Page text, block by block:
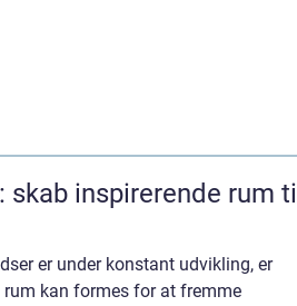
skab inspirerende rum til
er under konstant udvikling, er
kan formes for at fremme